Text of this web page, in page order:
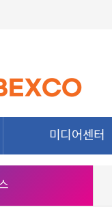
미디어센터